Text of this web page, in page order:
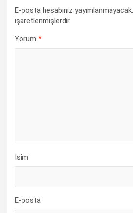
E-posta hesabınız yayımlanmayacak.
işaretlenmişlerdir
Yorum *
İsim
E-posta